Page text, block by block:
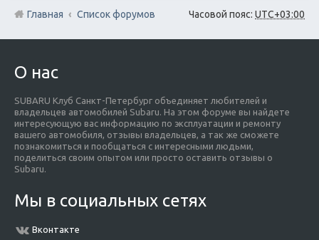
Часовой пояс: UTC+03:00
Главная Список форумов
О нас
SUBARU Клуб Санкт-Петербург объединяет любителей и
владельцев автомобилей Subaru. На этом форуме вы найдете
интересующую вас информацию по эксплуатации и ремонту
вашего автомобиля, отзывы владельцев, а так же сможете
познакомиться и пообщаться с интересными людьми,
поделиться своим опытом или просто оставить отзывы о
Subaru.
Мы в социальных сетях
Вконтакте